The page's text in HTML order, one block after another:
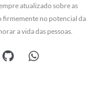
atualizado sobre as
firmemente no potencial da
a vida das pessoas.